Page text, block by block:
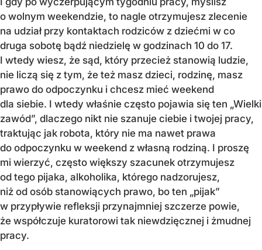
o wolnym weekendzie, to nagle otrzymujesz zlecenie
na udział przy kontaktach rodziców z dziećmi w co
druga sobotę bądź niedzielę w godzinach 10 do 17.
I wtedy wiesz, że sąd, który przecież stanowią ludzie,
nie liczą się z tym, że też masz dzieci, rodzinę, masz
prawo do odpoczynku i chcesz mieć weekend
dla siebie. I wtedy właśnie często pojawia się ten „Wielki
zawód”, dlaczego nikt nie szanuje ciebie i twojej pracy,
traktując jak robota, który nie ma nawet prawa
do odpoczynku w weekend z własną rodziną. I proszę
mi wierzyć, często większy szacunek otrzymujesz
od tego pijaka, alkoholika, którego nadzorujesz,
niż od osób stanowiących prawo, bo ten „pijak”
w przypływie refleksji przynajmniej szczerze powie,
że współczuje kuratorowi tak niewdzięcznej i żmudnej
pracy.